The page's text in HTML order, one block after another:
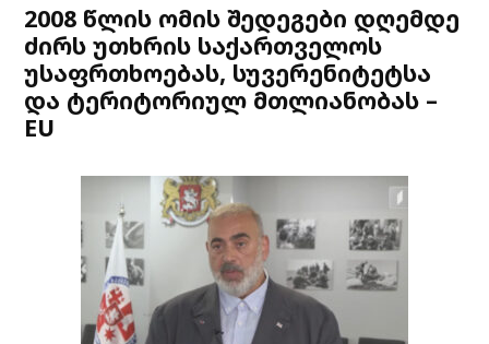
2008 წლის ომის შედეგები დღემდე
ძირს უთხრის საქართველოს
უსაფრთხოებას, სუვერენიტეტსა
და ტერიტორიულ მთლიანობას –
EU